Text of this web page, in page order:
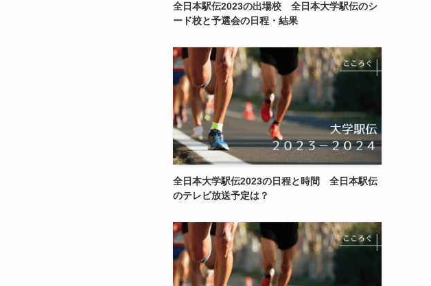
全日本駅伝2023の出場校 全日本大学駅伝のシ
ード校と予選会の日程・結果
全日本大学駅伝2023の日程と時間 全日本駅伝
のテレビ放送予定は？